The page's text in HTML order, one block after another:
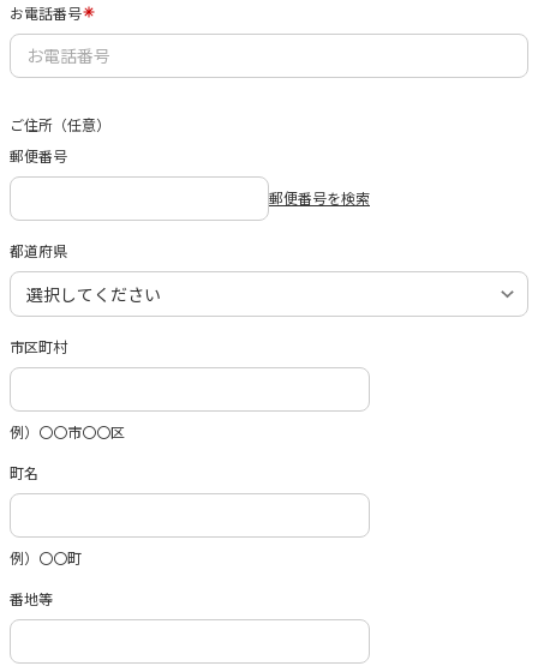
お電話番号
ご住所（任意）
郵便番号
郵便番号を検索
都道府県
市区町村
例）〇〇市〇〇区
町名
例）〇〇町
番地等